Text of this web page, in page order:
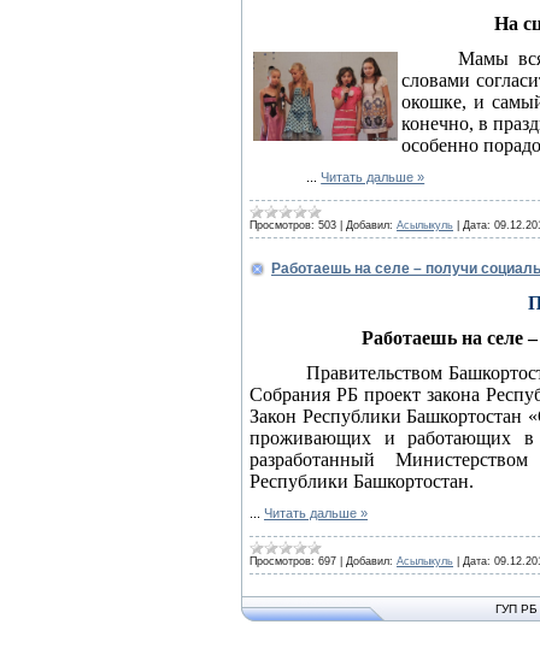
На
Мамы
словами
окошке, и
конечно, в
особенно
...Читать дальше »
Просмотров: 503 Добавил: Асылыкуль Дата:
Работаешь на селе – получи
Работаешь на селе
Правительством
Собрания РБ проект закона
Закон Республики Башкортостан
проживающих и работающих в
разработанный
Республики Башкортостан.
Читать дальше »
Просмотров: 697 Добавил: Асылыкуль Дата:
ГУП РБ